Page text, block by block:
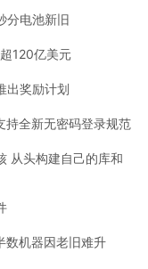
分电池新旧
120亿美元
出奖励计划
全新无密码登录规范
从头构建自己的库和
数机器因老旧难升